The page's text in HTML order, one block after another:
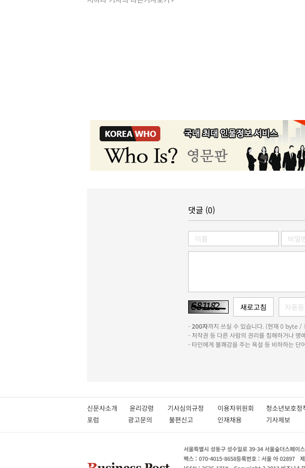
댓글 (0)
-200자까지 쓰실 수 있습니다. (현재 0 byte
- 저작권 등 다른 사람의 권리를 침해하거나 명
- 타인에게 불쾌감을 주는 욕설 등 비하하는 단
신문사소개 윤리강령 기사심의규정 이용자위원회 청소년보호
포럼
광고문의 불편신고 인재채용 기사제보
서울특별시 성동구 성수일로 39-34 서울숲더스페이
팩스 : 070-4015-8658등록번호 : 서울 아 02897